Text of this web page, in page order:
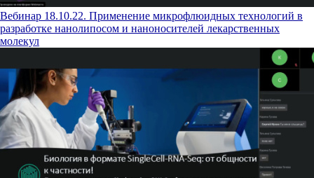
Вебинар 18.10.22. Применение микрофлюидных технологий в
разработке нанолипосом и наноносителей лекарственных
молекул